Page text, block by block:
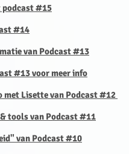
podcast #15
#14
van Podcast #13
#13 voor meer info
met Lisette van Podcast #12
tools van Podcast #11
van Podcast #10